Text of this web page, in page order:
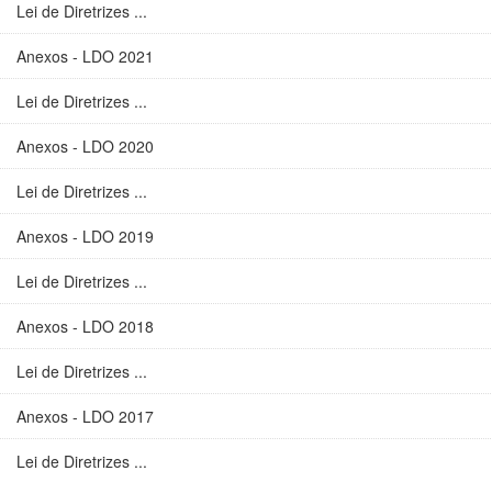
Lei de Diretrizes ...
Anexos - LDO 2021
Lei de Diretrizes ...
Anexos - LDO 2020
Lei de Diretrizes ...
Anexos - LDO 2019
Lei de Diretrizes ...
Anexos - LDO 2018
Lei de Diretrizes ...
Anexos - LDO 2017
Lei de Diretrizes ...